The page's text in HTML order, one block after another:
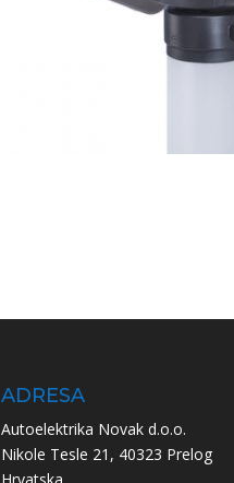
ADRESA
Autoelektrika Novak d.o.o.
Nikole Tesle 21, 40323 Prelog